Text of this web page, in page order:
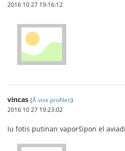
2016 10 27 19:16:12
vincas (Å vise profilen)
2016 10 27 19:23:02
Iu fotis putinan vaporŝipon el